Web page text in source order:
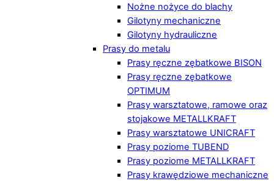
Nożne nożyce do blachy
Gilotyny mechaniczne
Gilotyny hydrauliczne
Prasy do metalu
Prasy ręczne zębatkowe BISON
Prasy ręczne zębatkowe
OPTIMUM
Prasy warsztatowe, ramowe oraz
stojakowe METALLKRAFT
Prasy warsztatowe UNICRAFT
Prasy poziome TUBEND
Prasy poziome METALLKRAFT
Prasy krawędziowe mechaniczne